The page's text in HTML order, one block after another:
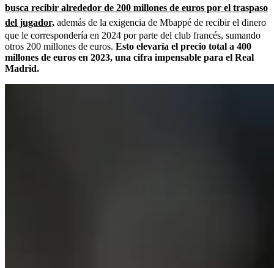
busca recibir alrededor de 200 millones de euros por el traspaso
del jugador, además de la exigencia de Mbappé de recibir el dinero
que le correspondería en 2024 por parte del club francés, sumando
otros 200 millones de euros. Esto elevaría el precio total a 400
millones de euros en 2023, una cifra impensable para el Real
Madrid.